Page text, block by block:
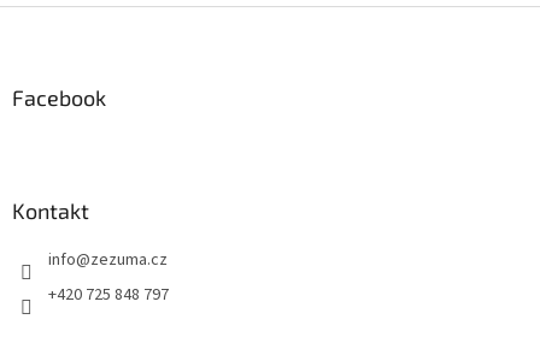
Facebook
Kontakt
info@zezuma.cz
+420 725 848 797